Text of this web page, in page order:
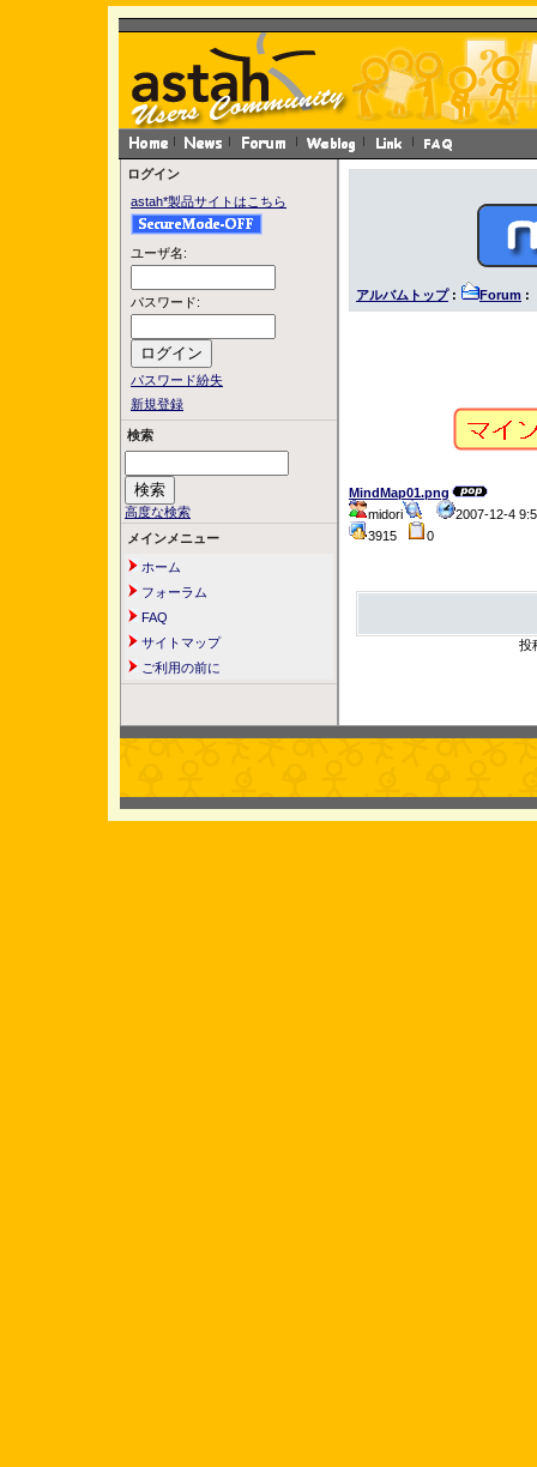
ログイン
astah*製品サイトはこちら
ユーザ名:
パスワード:
パスワード紛失
新規登録
検索
高度な検索
メインメニュー
ホーム
フォーラム
FAQ
サイトマップ
ご利用の前に
アルバムトップ: Forum :
MindMap01.png
midori
2007-12-4
3915
0
投